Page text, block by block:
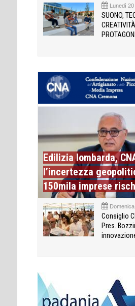
Lunedì
SUONO,
Edilizia lombarda,
l’incertezza
150mila imprese
Consiglio
Pres.